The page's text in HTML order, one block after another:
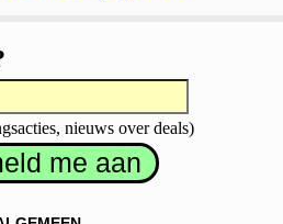
nieuws over deals)